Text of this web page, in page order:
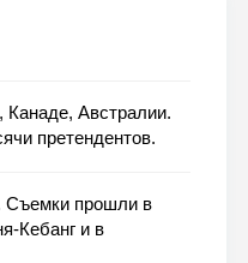
Австралии.
претендентов.
Съемки прошли в
Кебанг и в